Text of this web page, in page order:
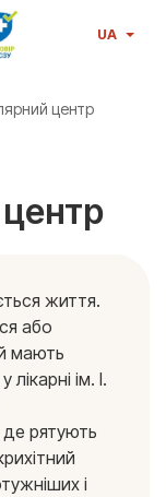
UA
центр
життя.
або
мають
ім. І.
рятують
і